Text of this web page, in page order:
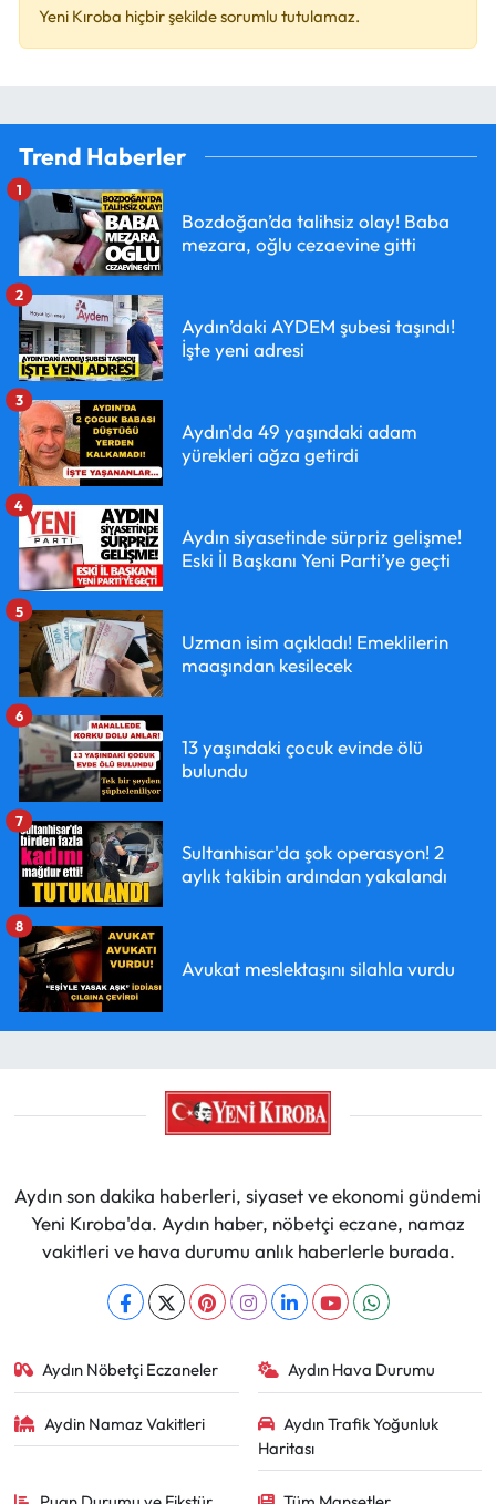
Yeni Kıroba hiçbir şekilde sorumlu tutulamaz.
Trend Haberler
Bozdoğan’da talihsiz olay! Baba
mezara, oğlu cezaevine gitti
1
Aydın’daki AYDEM şubesi taşındı!
İşte yeni adresi
2
Aydın'da 49 yaşındaki adam
yürekleri ağza getirdi
3
Aydın siyasetinde sürpriz gelişme!
Eski İl Başkanı Yeni Parti’ye geçti
4
Uzman isim açıkladı! Emeklilerin
maaşından kesilecek
5
13 yaşındaki çocuk evinde ölü
bulundu
6
Sultanhisar'da şok operasyon! 2
aylık takibin ardından yakalandı
7
Avukat meslektaşını silahla vurdu
8
Aydın son dakika haberleri, siyaset ve ekonomi gündemi
Yeni Kıroba'da. Aydın haber, nöbetçi eczane, namaz
vakitleri ve hava durumu anlık haberlerle burada.
Aydın Nöbetçi Eczaneler Aydın Hava Durumu
Aydin Namaz Vakitleri
Aydın Trafik Yoğunluk
Haritası